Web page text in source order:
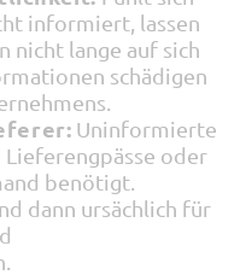
informiert, lassen
nicht lange auf sich
schädigen
Uninformierte
oder
benötigt.
dann ursächlich für